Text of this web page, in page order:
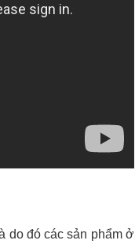
do đó các sản phẩm ở